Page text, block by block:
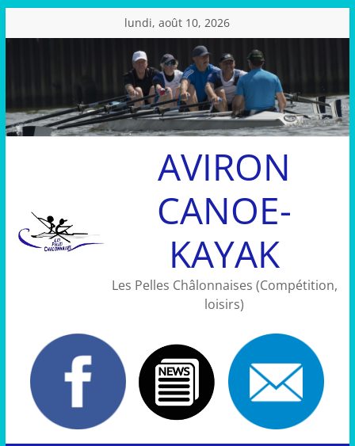
au
lundi, août 10, 2026
AVIRON
CANOE-
KAYAK
Les Pelles Châlonnaises (Compétition,
loisirs)